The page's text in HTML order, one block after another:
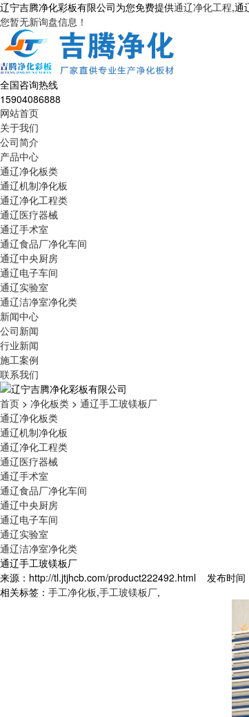
辽宁吉腾净化彩板有限公司为您免费提供通辽净化工程,通
您暂无新询盘信息！
全国咨询热线
15904086888
网站首页
关于我们
公司简介
产品中心
通辽净化板类
通辽机制净化板
通辽净化工程类
通辽医疗器械
通辽手术室
通辽食品厂净化车间
通辽中央厨房
通辽电子车间
通辽实验室
通辽洁净室净化类
新闻中心
公司新闻
行业新闻
施工案例
联系我们
首页 > 净化板类 > 通辽手工玻镁板厂
通辽净化板类
通辽机制净化板
通辽净化工程类
通辽医疗器械
通辽手术室
通辽食品厂净化车间
通辽中央厨房
通辽电子车间
通辽实验室
通辽洁净室净化类
通辽手工玻镁板厂
来源：http://tl.jtjhcb.com/product222492.html 发布时间
相关标签： 手工净化板,手工玻镁板厂,